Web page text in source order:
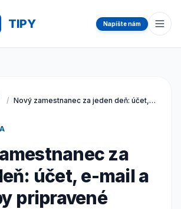
TIPY Napíšte nám
/ Nový zamestnanec za jeden deň: účet, e-mail a prístupy pripravené
za
účet, e-mail a
pripravené